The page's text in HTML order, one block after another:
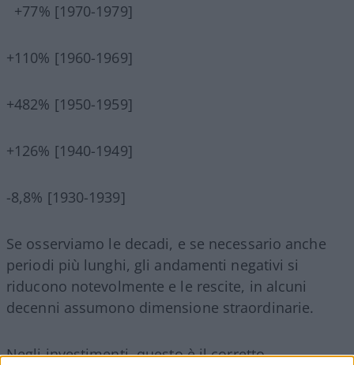
+77% [1970-1979]
+110% [1960-1969]
+482% [1950-1959]
+126% [1940-1949]
-8,8% [1930-1939]
Se osserviamo le decadi, e se necessario anche
periodi più lunghi, gli andamenti negativi si
riducono notevolmente e le rescite, in alcuni
decenni assumono dimensione straordinarie.
Negli investimenti, questo è il corretto